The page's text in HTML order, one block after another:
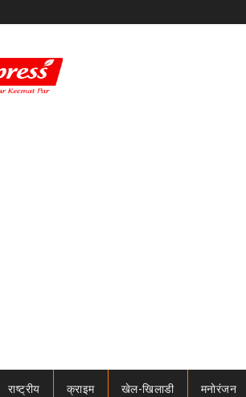
राष्ट्रीय क्राइम खेल-खिलाडी मनोरंजन